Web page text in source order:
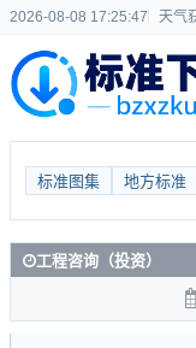
2026-08-08 17:25:47 天气
标准图集 地方标准
工程咨询（投资）